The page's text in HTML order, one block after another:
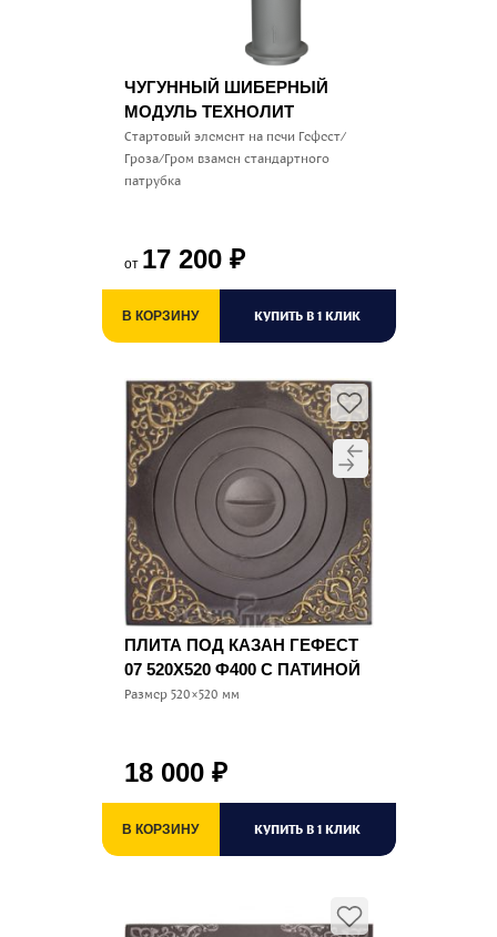
ЧУГУННЫЙ ШИБЕРНЫЙ
МОДУЛЬ ТЕХНОЛИТ
Стартовый элемент на печи Гефест/
Гроза/Гром взамен стандартного
патрубка
от 17 200 ₽
В КОРЗИНУ КУПИТЬ В 1 КЛИК
ПЛИТА ПОД КАЗАН ГЕФЕСТ
07 520Х520 Ф400 С ПАТИНОЙ
Размер 520×520 мм
18 000 ₽
В КОРЗИНУ КУПИТЬ В 1 КЛИК